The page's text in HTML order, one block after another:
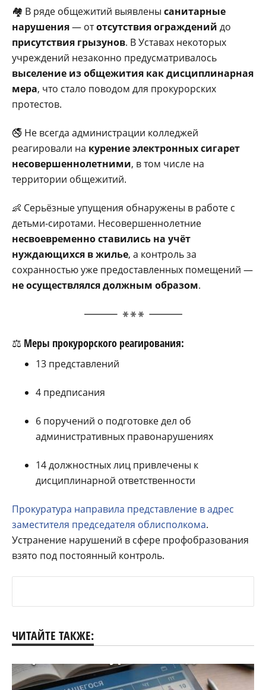
🏘️ В ряде общежитий выявлены санитарные
нарушения— ототсутствия ограждений до
присутствия грызунов. В Уставах некоторых
учреждений незаконно предусматривалось
выселение из общежития как дисциплинарная
мера, что стало поводом для прокурорских
протестов.
🚭 Не всегда администрации колледжей
реагировали на курение электронных сигарет
несовершеннолетними, в том числе на
территории общежитий.
👶 Серьёзные упущения обнаружены в работе с
детьми-сиротами. Несовершеннолетние
несвоевременно ставились на учёт
нуждающихся в жилье, а контроль за
сохранностью уже предоставленных помещений —
не осуществлялся должным образом.
⚖️ Меры прокурорского реагирования:
13 представлений
4 предписания
6 поручений о подготовке дел об
административных правонарушениях
14 должностных лиц привлечены к
дисциплинарной ответственности
Прокуратура направила представление в адрес
заместителя председателя облисполкома.
Устранение нарушений в сфере профобразования
взято под постоянный контроль.
ЧИТАЙТЕ ТАКЖЕ: